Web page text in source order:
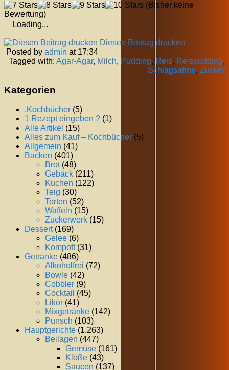
(Bisher keine
Bewertung)
Loading...
Diesen Beitrag drucken
Posted by admin at 17:34
Tagged with: Agar-Agar, Milch, Pudding, Reis, Reispudding,
Schlagsahne, Zucker
Kategorien
.Kochbücher (5)
1 Rezept eingeben ? (1)
Alle Artikel (15)
Alles zum Kauf – Kochbücher (5)
Allgemein (41)
Backen (401)
Brot(48)
Gebäck (211)
Kuchen (122)
Teig (30)
Torten (52)
Waffeln (15)
Zuckerwerk (15)
Dessert(169)
Gelee (6)
Kompott(31)
Getränke (486)
Alkoholfrei (72)
Bowle (42)
Cobbler (9)
Cocktail (45)
Likör (41)
Mixgetränke (142)
Punsch (103)
Hauptgerichte (1.263)
Beilagen (447)
Gemüse (161)
Klöße (43)
Saucen (137)